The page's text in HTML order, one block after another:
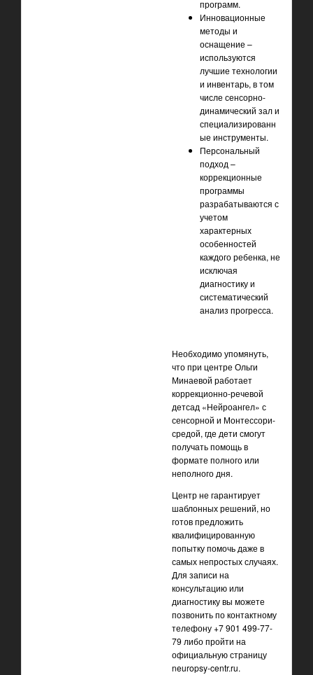
программ.
Инновационные
методы и
оснащение –
используются
лучшие технологии
и инвентарь, в том
числе сенсорно-
динамический зал и
специализированн
ые инструменты.
Персональный
подход –
коррекционные
программы
разрабатываются с
учетом
характерных
особенностей
каждого ребенка, не
исключая
диагностику и
систематический
анализ прогресса.
Необходимо упомянуть,
что при центре Ольги
Минаевой работает
коррекционно-речевой
детсад «Нейроангел» с
сенсорной и Монтессори-
средой, где дети смогут
получать помощь в
формате полного или
неполного дня.
Центр не гарантирует
шаблонных решений, но
готов предложить
квалифицированную
попытку помочь даже в
самых непростых случаях.
Для записи на
консультацию или
диагностику вы можете
позвонить по контактному
телефону +7 901 499-77-
79 либо пройти на
официальную страницу
neuropsy-centr.ru.